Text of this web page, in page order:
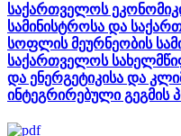
საქართველოს
სამინისტროსა და
სოფლის მეურნეობის
საქართველოს
და ენერგეტიკისა და
ინტეგრირებული გეგმის